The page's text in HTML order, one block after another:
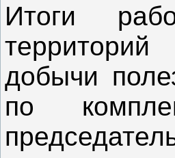
Итоги
добычи
по